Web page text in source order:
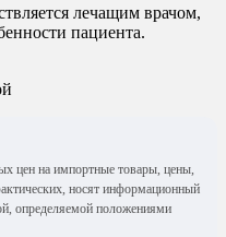
лечащим врачом,
пациента.
цен на импортные товары, цены,
носят информационный
определяемой положениями